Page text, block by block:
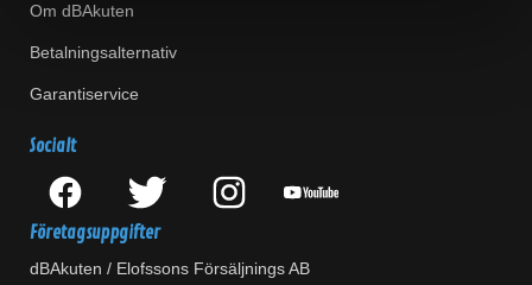
Om dBAkuten
Betalningsalternativ
Garantiservice
Socialt
Företagsuppgifter
dBAkuten / Elofssons Försäljnings AB